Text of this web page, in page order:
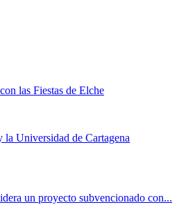
las Fiestas de Elche
Universidad de Cartagena
un proyecto subvencionado con...